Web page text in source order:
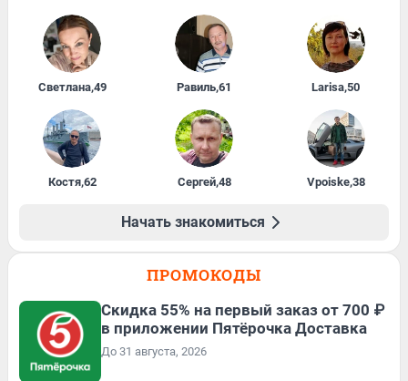
Светлана,49 Равиль,61 Larisa,50
Костя,62 Сергей,48 Vpoiske,38
Начать знакомиться
ПРОМОКОДЫ
Скидка 55% на первый заказ от 700 ₽
в приложении Пятёрочка Доставка
До 31 августа, 2026